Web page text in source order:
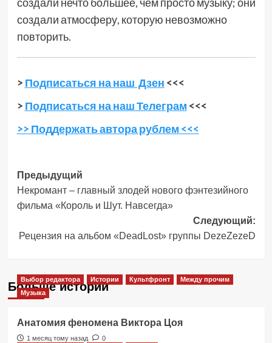
создали атмосферу, которую невозможно
повторить.
> Подписаться на наш Дзен <<<
> Подписаться на наш Телеграм <<<
>> Поддержать автора рублем <<<
Навигация
записи
Предыдущий
Некромант – главный злодей нового фэнтезийного
фильма «Король и Шут. Навсегда»
Следующий:
Рецензия на альбом «DeadLost» группы DezeZezeD
Больше историй
Выбор редактора Истории Культфронт
Между прочим
Музыка
Анатомия феномена Виктора Цоя
1 месяц тому назад
0